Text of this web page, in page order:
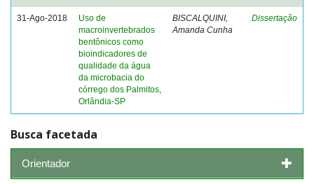
31-Ago-2018
Uso de
macroinvertebrados
bentônicos como
bioindicadores de
qualidade da água
da microbacia do
córrego dos Palmitos,
Orlândia-SP
BISCALQUINI,
Amanda Cunha
Dissertação
Busca facetada
Orientador